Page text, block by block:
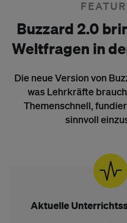
Buzzard 2.0
Weltfragen in
Die neue Version von
was Lehrkräfte
Themenschnell,
sinnvoll
Aktuelle